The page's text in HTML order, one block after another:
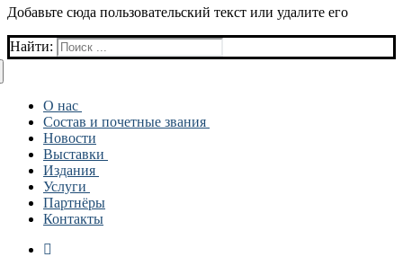
Добавьте сюда пользовательский текст или удалите его
Найти:
О нас
История
СОЦИАЛЬНАЯ ДЕЯТЕЛЬНОСТЬ
Состав и почетные звания
Состав
Художники
Отделения
МОЛОДЕЖНОЕ ОТДЕЛЕНИЕ
Новости
Выставки
Архив
Издания
ПУБЛИКАЦИИ И СТАТЬИ
Услуги
ДЕТСКАЯ ИЗОСТУДИЯ
Партнёры
Контакты